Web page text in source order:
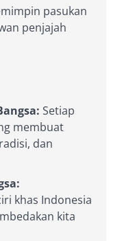
pasukan
penjajah
Setiap
membuat
dan
khas Indonesia
kita